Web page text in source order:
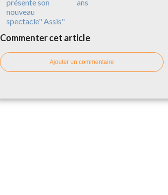
présente son
nouveau
spectacle" Assis"
ans
Commenter cet article
Ajouter un commentaire